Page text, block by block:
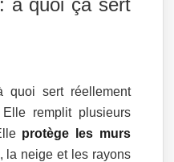
à quoi ça sert
quoi sert réellement
remplit plusieurs
protège les murs
la neige et les rayons